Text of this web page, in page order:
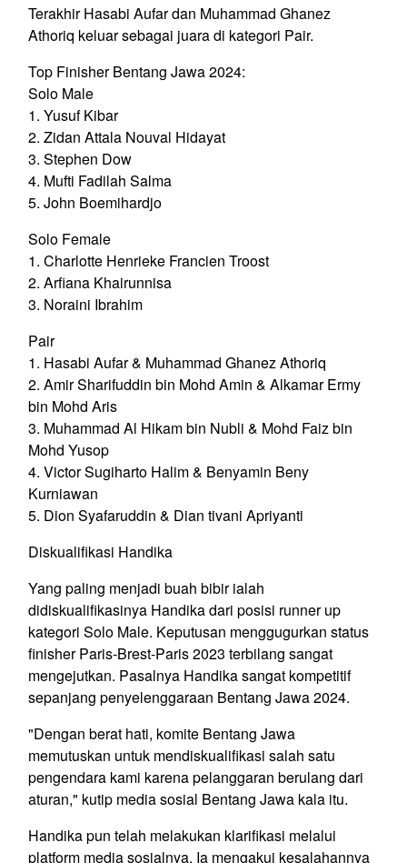
Terakhir Hasabi Aufar dan Muhammad Ghanez
Athoriq keluar sebagai juara di kategori Pair.
Top Finisher Bentang Jawa 2024:
Solo Male
1. Yusuf Kibar
2. Zidan Attala Nouval Hidayat
3. Stephen Dow
4. Mufti Fadilah Salma
5. John Boemihardjo
Solo Female
1. Charlotte Henrieke Francien Troost
2. Arfiana Khairunnisa
3. Noraini Ibrahim
Pair
1. Hasabi Aufar & Muhammad Ghanez Athoriq
2. Amir Sharifuddin bin Mohd Amin & Alkamar Ermy
bin Mohd Aris
3. Muhammad Al Hikam bin Nubli & Mohd Faiz bin
Mohd Yusop
4. Victor Sugiharto Halim & Benyamin Beny
Kurniawan
5. Dion Syafaruddin & Dian tivani Apriyanti
Diskualifikasi Handika
Yang paling menjadi buah bibir ialah
didiskualifikasinya Handika dari posisi runner up
kategori Solo Male. Keputusan menggugurkan status
finisher Paris-Brest-Paris 2023 terbilang sangat
mengejutkan. Pasalnya Handika sangat kompetitif
sepanjang penyelenggaraan Bentang Jawa 2024.
"Dengan berat hati, komite Bentang Jawa
memutuskan untuk mendiskualifikasi salah satu
pengendara kami karena pelanggaran berulang dari
aturan," kutip media sosial Bentang Jawa kala itu.
Handika pun telah melakukan klarifikasi melalui
platform media sosialnya. Ia mengakui kesalahannya